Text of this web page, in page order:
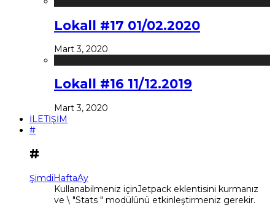
Lokall #17 01/02.2020
Mart 3, 2020
Lokall #16 11/12.2019
Mart 3, 2020
İLETİŞİM
#
#
ŞimdiHaftaAy
Kullanabilmeniz içinJetpack eklentisini kurmanız
ve \ "Stats " modülünü etkinleştirmeniz gerekir.